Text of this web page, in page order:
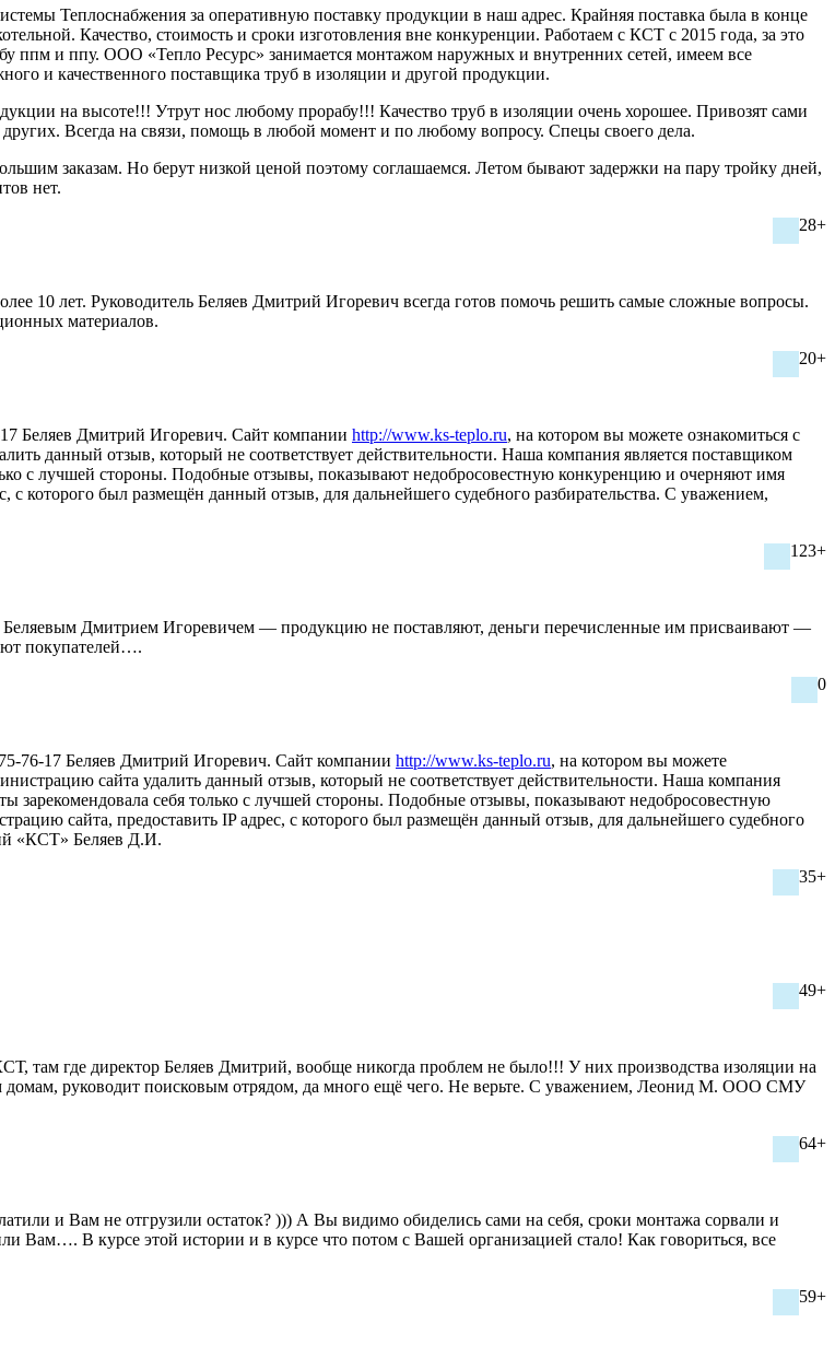
Теплоснабжения за оперативную поставку продукции в наш адрес. Крайняя поставка была в конце
Качество, стоимость и сроки изготовления вне конкуренции. Работаем с КСТ с 2015 года, за это
ппм и ппу. ООО «Тепло Ресурс» занимается монтажом наружных и внутренних сетей, имеем все
и качественного поставщика труб в изоляции и другой продукции.
на высоте!!! Утрут нос любому прорабу!!! Качество труб в изоляции очень хорошее. Привозят сами
других. Всегда на связи, помощь в любой момент и по любому вопросу. Спецы своего дела.
заказам. Но берут низкой ценой поэтому соглашаемся. Летом бывают задержки на пару тройку дней,
нет.
28+
лет. Руководитель Беляев Дмитрий Игоревич всегда готов помочь решить самые сложные вопросы.
материалов.
20+
Беляев Дмитрий Игоревич. Сайт компании http://www.ks-teplo.ru, на котором вы можете ознакомиться с
данный отзыв, который не соответствует действительности. Наша компания является поставщиком
с лучшей стороны. Подобные отзывы, показывают недобросовестную конкуренцию и очерняют имя
которого был размещён данный отзыв, для дальнейшего судебного разбирательства. С уважением,
123+
Дмитрием Игоревичем — продукцию не поставляют, деньги перечисленные им присваивают —
покупателей….
0
76-17 Беляев Дмитрий Игоревич. Сайт компании http://www.ks-teplo.ru, на котором вы можете
сайта удалить данный отзыв, который не соответствует действительности. Наша компания
зарекомендовала себя только с лучшей стороны. Подобные отзывы, показывают недобросовестную
сайта, предоставить IP адрес, с которого был размещён данный отзыв, для дальнейшего судебного
«КСТ» Беляев Д.И.
35+
49+
там где директор Беляев Дмитрий, вообще никогда проблем не было!!! У них производства изоляции на
домам, руководит поисковым отрядом, да много ещё чего. Не верьте. С уважением, Леонид М. ООО СМУ
64+
и Вам не отгрузили остаток? ))) А Вы видимо обиделись сами на себя, сроки монтажа сорвали и
Вам…. В курсе этой истории и в курсе что потом с Вашей организацией стало! Как говориться, все
59+